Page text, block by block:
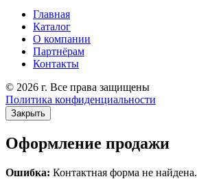
Главная
Каталог
О компании
Партнёрам
Контакты
© 2026 г. Все права защищены
Политика конфиденциальности
Закрыть
Оформление продажи
Ошибка: Контактная форма не найдена.